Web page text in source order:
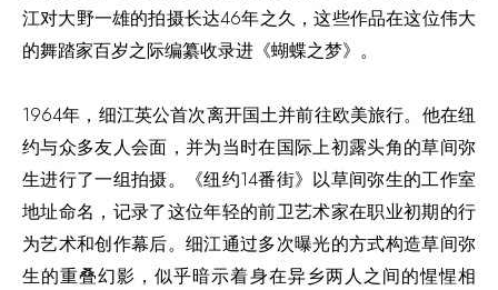
江对大野一雄的拍摄长达46年之久，这些作品在这位伟大
的舞踏家百岁之际编纂收录进《蝴蝶之梦》。
1964年，细江英公首次离开国土并前往欧美旅行。他在纽
约与众多友人会面，并为当时在国际上初露头角的草间弥
生进行了一组拍摄。《纽约14番街》以草间弥生的工作室
地址命名，记录了这位年轻的前卫艺术家在职业初期的行
为艺术和创作幕后。细江通过多次曝光的方式构造草间弥
生的重叠幻影，似乎暗示着身在异乡两人之间的惺惺相